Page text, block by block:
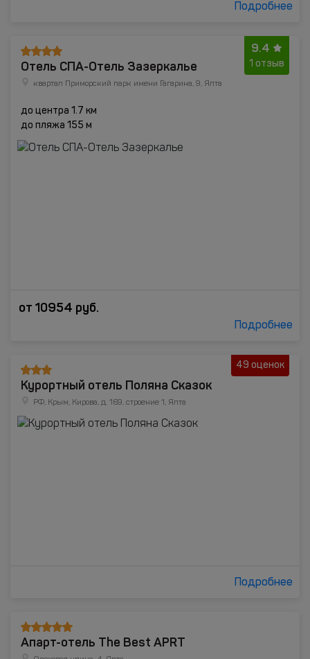
Подробнее
9.4
1 отзыв
Отель СПА-Отель Зазеркалье
квартал Приморский парк имени Гагарина, 9, Ялта
до центра 1.7 км
до пляжа 155 м
от 10954 руб.
Подробнее
49 оценок
Курортный отель Поляна Сказок
РФ, Крым, Кирова, д. 169, строение 1, Ялта
Подробнее
Апарт-отель The Best APRT